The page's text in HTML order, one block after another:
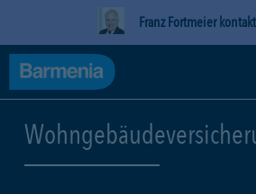
Franz Fortmeier